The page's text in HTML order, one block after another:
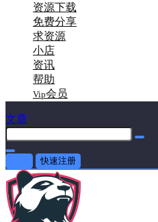
资源下载
免费分享
求资源
小店
资讯
帮助
Vip会员
文章
快速注册